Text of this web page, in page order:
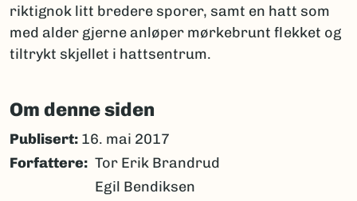
riktignok litt bredere sporer, samt en hatt som
med alder gjerne anløper mørkebrunt flekket og
tiltrykt skjellet i hattsentrum.
Om denne siden
Publisert: 16. mai 2017
Forfattere
Tor Erik Brandrud
Egil Bendiksen